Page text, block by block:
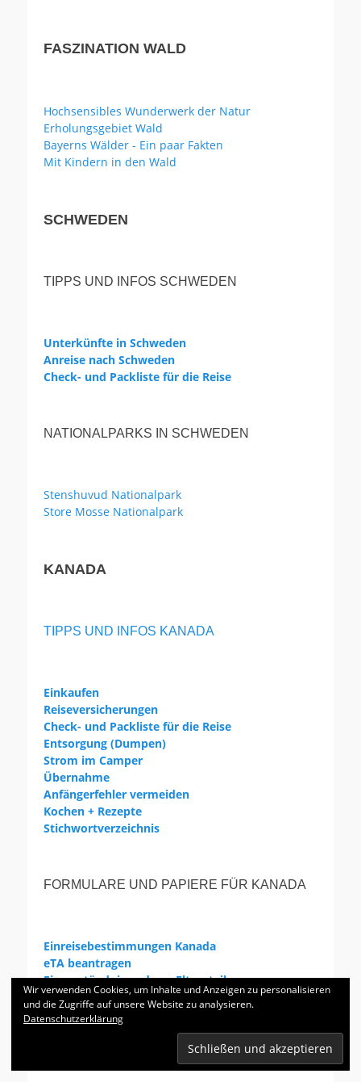
FASZINATION WALD
Hochsensibles Wunderwerk der Natur
Erholungsgebiet Wald
Bayerns Wälder - Ein paar Fakten
Mit Kindern in den Wald
SCHWEDEN
TIPPS UND INFOS SCHWEDEN
Unterkünfte in Schweden
Anreise nach Schweden
Check- und Packliste für die Reise
NATIONALPARKS IN SCHWEDEN
Stenshuvud Nationalpark
Store Mosse Nationalpark
KANADA
TIPPS UND INFOS KANADA
Einkaufen
Reiseversicherungen
Check- und Packliste für die Reise
Entsorgung (Dumpen)
Strom im Camper
Übernahme
Anfängerfehler vermeiden
Kochen + Rezepte
Stichwortverzeichnis
FORMULARE UND PAPIERE FÜR KANADA
Einreisebestimmungen Kanada
eTA beantragen
Einverständnis anderer Elternteil
WEITERE INFOS KANADA
Wir verwenden Cookies, um Inhalte und Anzeigen zu personalisieren
und die Zugriffe auf unsere Website zu analysieren.
Datenschutzerklärung